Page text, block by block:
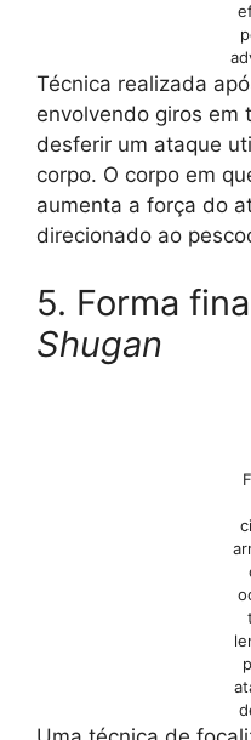
Técnica realizada
envolvendo giros em
desferir um ataque
corpo. O corpo em
aumenta a força do
direcionado ao
5. Forma
Shugan